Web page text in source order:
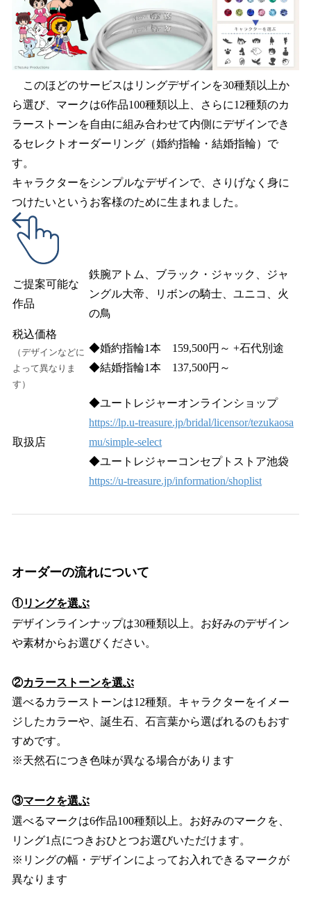
このほどのサービスはリングデザインを30種類以上か
ら選び、マークは6作品100種類以上、さらに12種類のカ
ラーストーンを自由に組み合わせて内側にデザインでき
るセレクトオーダーリング（婚約指輪・結婚指輪）で
す。
キャラクターをシンプルなデザインで、さりげなく身に
つけたいというお客様のために生まれました。
ご提案可能な
作品
鉄腕アトム、ブラック・ジャック、ジャ
ングル大帝、リボンの騎士、ユニコ、火
の鳥
税込価格
（デザインなどに
よって異なりま
す）
◆婚約指輪1本 159,500円～ +石代別途
◆結婚指輪1本 137,500円～
取扱店
◆ユートレジャーオンラインショップ
https://lp.u-treasure.jp/bridal/licensor/tezukaosa
mu/simple-select
◆ユートレジャーコンセプトストア池袋
https://u-treasure.jp/information/shoplist
オーダーの流れについて
①リングを選ぶ
デザインラインナップは30種類以上。お好みのデザイン
や素材からお選びください。
②カラーストーンを選ぶ
選べるカラーストーンは12種類。キャラクターをイメー
ジしたカラーや、誕生石、石言葉から選ばれるのもおす
すめです。
※天然石につき色味が異なる場合があります
③マークを選ぶ
選べるマークは6作品100種類以上。お好みのマークを、
リング1点につきおひとつお選びいただけます。
※リングの幅・デザインによってお入れできるマークが
異なります